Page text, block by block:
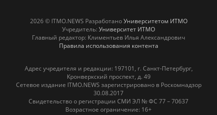
2026 © ITMO.NEWS РазработаноУниверситетом ИТМО
Учредитель: Университет ИТМО
Главный редактор: Климентьев Илья Александрович
Правила использования контента
Адрес учредителя и редакции: 197101, г. Санкт-Петербург,
Кронверкский проспект, д. 49
Сетевое издание ITMO.NEWS зарегистрировано в Роскомнадзор
30.08.2017
Свидетельство о регистрации СМИ ЭЛ № ФС 77 – 70637
Возрастное ограничение: 16+